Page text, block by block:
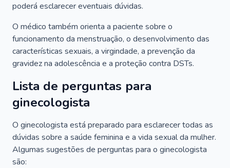
poderá esclarecer eventuais dúvidas.
O médico também orienta a paciente sobre o
funcionamento da menstruação, o desenvolvimento das
características sexuais, a virgindade, a prevenção da
gravidez na adolescência e a proteção contra DSTs.
Lista de perguntas para
ginecologista
O ginecologista está preparado para esclarecer todas as
dúvidas sobre a saúde feminina e a vida sexual da mulher.
Algumas sugestões de perguntas para o ginecologista
são: